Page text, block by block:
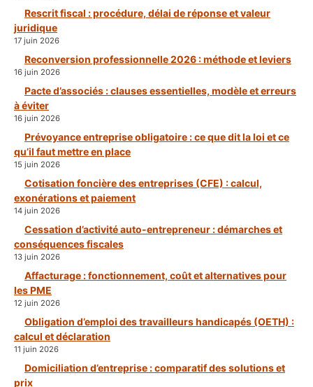
Rescrit fiscal : procédure, délai de réponse et valeur
juridique
17 juin 2026
Reconversion professionnelle 2026 : méthode et leviers
16 juin 2026
Pacte d’associés : clauses essentielles, modèle et erreurs
à éviter
16 juin 2026
Prévoyance entreprise obligatoire : ce que dit la loi et ce
qu’il faut mettre en place
15 juin 2026
Cotisation foncière des entreprises (CFE) : calcul,
exonérations et paiement
14 juin 2026
Cessation d’activité auto-entrepreneur : démarches et
conséquences fiscales
13 juin 2026
Affacturage : fonctionnement, coût et alternatives pour
les PME
12 juin 2026
Obligation d’emploi des travailleurs handicapés (OETH) :
calcul et déclaration
11 juin 2026
Domiciliation d’entreprise : comparatif des solutions et
prix